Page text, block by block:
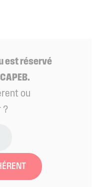
est réservé
ou
?